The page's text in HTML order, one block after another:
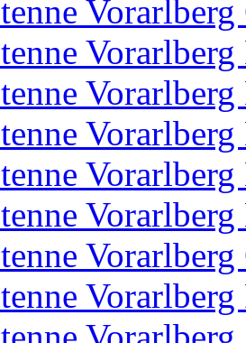
Vorarlberg